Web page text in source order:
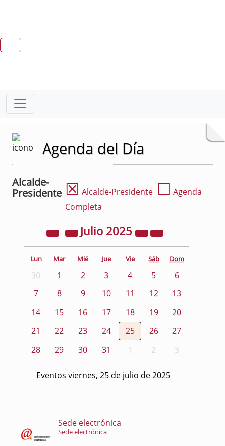
Agenda del Día
Alcalde-
Presidente ☒ Alcalde-Presidente ☐ Agenda
Completa
Julio 2025
Lun Mar Mié Jue Vie Sáb Dom
30 1 2 3 4 5
6
7
8 9 10 11 12
13
14
15 16 17 18 19
20
21
22 23 24 25 26
27
28
29 30 31 1 2 3
Eventos viernes, 25 de julio de 2025
Sede electrónica
Sede electrónica